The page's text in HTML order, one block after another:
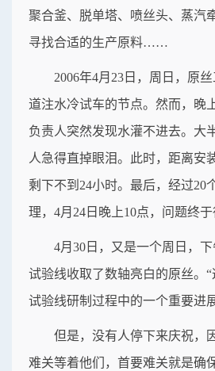
聚合釜、脱单塔、喷丝头、蒸汽
寻找合适的生产原料……
2006年4月23日，周日，原
道注水冷试车的节点。然而，晚
负责人突然发现水灌不进去。大
人急得直掉眼泪。此时，距离安
剩下不到24小时。最后，经过20
理，4月24日晚上10点，问题终于
4月30日，又是一个周日，
试验线收取了数轴亮白的原丝。
试验线研制过程中的一个重要进
但是，没有人停下来庆祝，
难关等着他们，首要难关就是确